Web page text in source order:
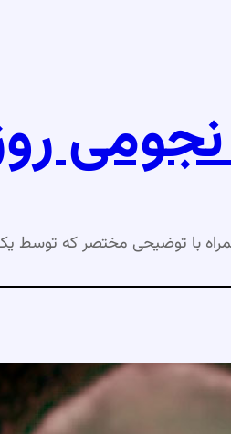
با توضیحی مختصر که